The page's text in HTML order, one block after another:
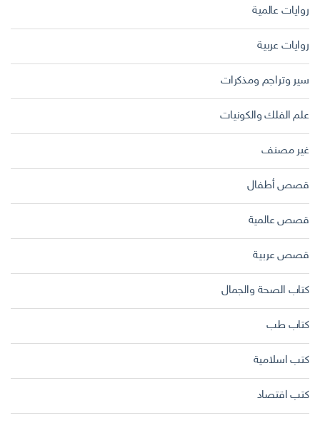
روايات عالمية
روايات عربية
سير وتراجم ومذكرات
علم الفلك والكونيات
غير مصنف
قصص أطفال
قصص عالمية
قصص عربية
كتاب الصحة والجمال
كتاب طب
كتب اسلامية
كتب اقتصاد